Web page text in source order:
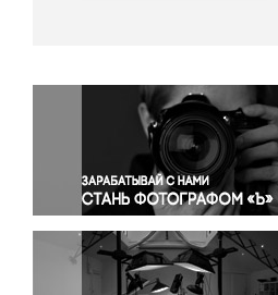
Окружающая среда
Политика
Правосудие
Происшествия и конфликты
Религия
Светская жизнь
Спорт
Экология